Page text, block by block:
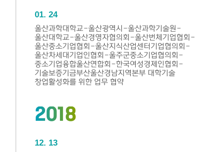
01 24
울산과학대학교-울산광역시-울산과학기술원-
울산대학교-울산경영자협의회-울산번체기업협회-
울산중소기업협회-울산지식산업센터기업협의회-
울산차세대기업인협회-울주군중소기업협의회-
중소기업융합울산연합회-한국여성경제인협회-
기술보증기금부산울산경남지역본부 대학기술
창업활성화를 위한 업무 협약
2018
12 13